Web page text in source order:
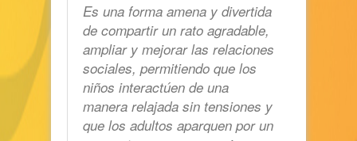
Es una forma amena y divertida
de compartir un rato agradable,
ampliar y mejorar las relaciones
sociales, permitiendo que los
niños interactúen de una
manera relajada sin tensiones y
que los adultos aparquen por un